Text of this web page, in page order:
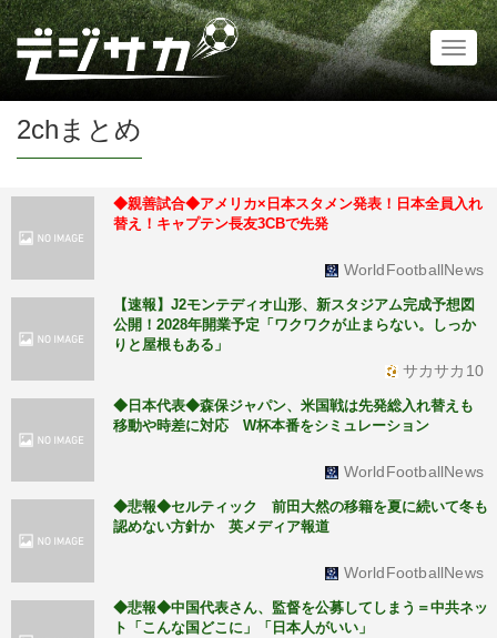
2chまとめ
◆親善試合◆アメリカ×日本スタメン発表！日本全員入れ
替え！キャプテン長友3CBで先発
WorldFootballNews
【速報】J2モンテディオ山形、新スタジアム完成予想図
公開！2028年開業予定「ワクワクが止まらない。しっか
りと屋根もある」
サカサカ10
◆日本代表◆森保ジャパン、米国戦は先発総入れ替えも
移動や時差に対応 W杯本番をシミュレーション
WorldFootballNews
◆悲報◆セルティック 前田大然の移籍を夏に続いて冬も
認めない方針か 英メディア報道
WorldFootballNews
◆悲報◆中国代表さん、監督を公募してしまう＝中共ネッ
ト「こんな国どこに」「日本人がいい」